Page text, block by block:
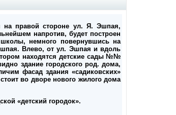
на правой стороне ул. Я. Эшпая,
напротив, будет построен
немного повернувшись на
Влево, от ул. Эшпая и вдоль
находятся детские сады №№
здание городского род. дома,
фасад здания «садиковских»
во дворе нового жилого дома
«детский городок».